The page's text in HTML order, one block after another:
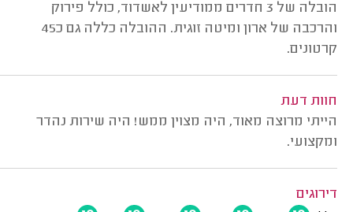
הובלה של 3 חדרים ממודיעין לאשדוד, כולל פירוק
והרכבה של ארון ומיטה זוגית. ההובלה כללה גם כ45
קרטונים.
חוות דעת
הייתי מרוצה מאוד, היה מצוין ממש! היה שירות נהדר
ומקצועי.
דירוגים